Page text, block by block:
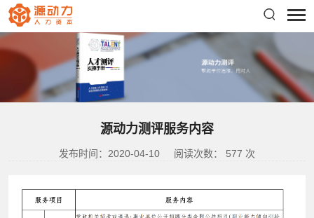
源动力测评服务内容
发布时间：2020-04-10 阅读次数： 577 次